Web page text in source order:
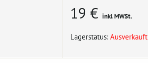
19 €inkl MWSt.
Lagerstatus:Ausverkauft